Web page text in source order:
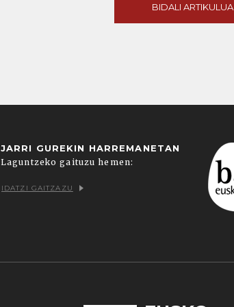
BIDALI ARTIKULUA
JARRI GUREKIN HARREMANETAN
Laguntzeko gaituzu hemen:
IDATZI GAITZAZU